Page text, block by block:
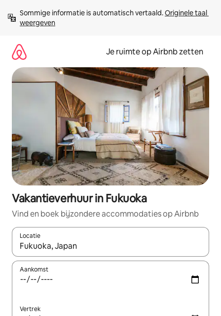
direct
naar
Sommige informatie is automatisch vertaald. Originele taal
weergeven
Je ruimte op Airbnb zetten
Vakantieverhuur in Fukuoka
Vind en boek bijzondere accommodaties op Airbnb
Locatie
Wanneer er suggesties beschikbaar zijn, maak je een keuze
Aankomst
Vertrek